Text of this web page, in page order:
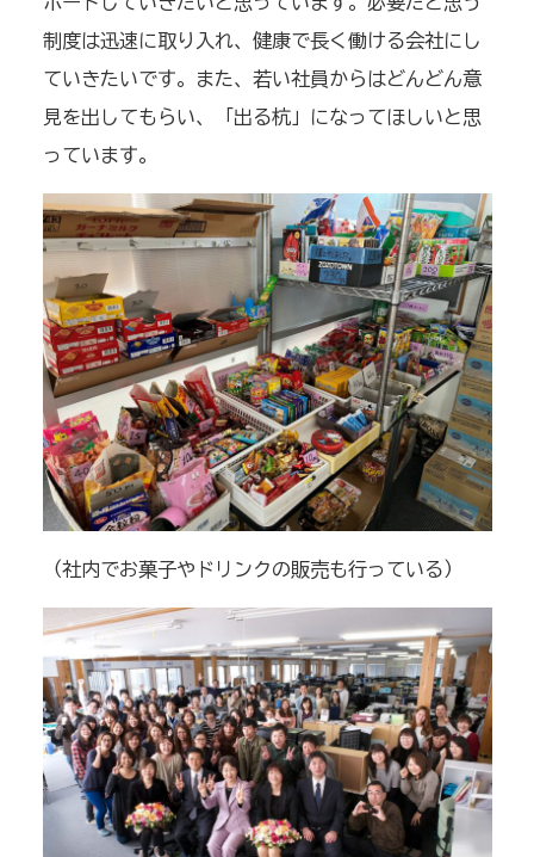
制度は迅速に取り入れ、健康で長く働ける会社にし
ていきたいです。また、若い社員からはどんどん意
見を出してもらい、「出る杭」になってほしいと思
っています。
（社内でお菓子やドリンクの販売も行っている）